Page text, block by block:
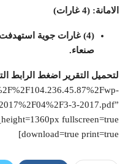
الامانة: (4 غارات)
(4) غارات جوية
صنعاء.
لتحميل التقرير اضغط الرابط
3-2017.pdf”
fullscreen=true
download=true print=true]